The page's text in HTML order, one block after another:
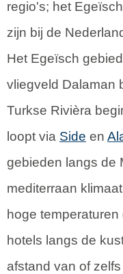
regio's; het
zijn bij de
Het Egeïsch
vliegveld Dalaman
Turkse Rivièra
loopt via Side en
gebieden langs de
mediterraan
hoge
hotels langs de
afstand van of